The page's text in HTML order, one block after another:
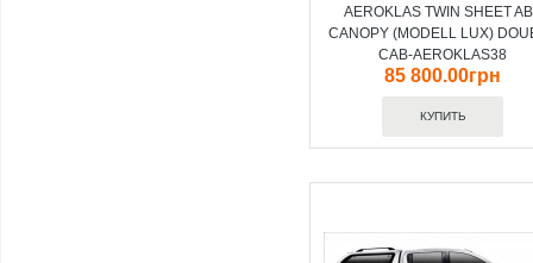
AEROKLAS TWIN SHEET
CANOPY (MODELL LUX)
CAB-AEROKLAS38
85 800.00грн